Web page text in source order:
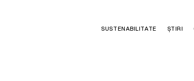
SUSTENABILITATE ȘTIRI